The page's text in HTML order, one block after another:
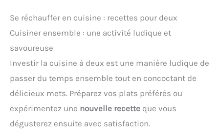
Se réchauffer en cuisine : recettes pour deux
Cuisiner ensemble : une activité ludique et
savoureuse
Investir la cuisine à deux est une manière ludique de
passer du temps ensemble tout en concoctant de
délicieux mets. Préparez vos plats préférés ou
expérimentez une nouvelle recette que vous
dégusterez ensuite avec satisfaction.